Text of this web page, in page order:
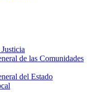
de las Comunidades
del Estado